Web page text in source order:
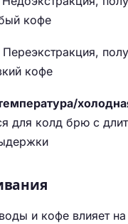
кофе
Переэкстракция,
кофе
для колд брю с
и кофе влияет на